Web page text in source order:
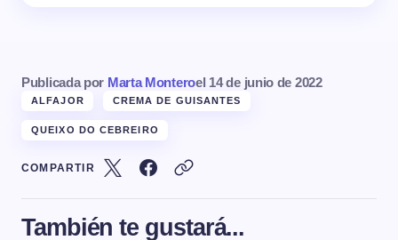
Publicada por Marta Monteroel 14 de junio de 2022
ALFAJOR CREMA DE GUISANTES
QUEIXO DO CEBREIRO
COMPARTIR
También te gustará...